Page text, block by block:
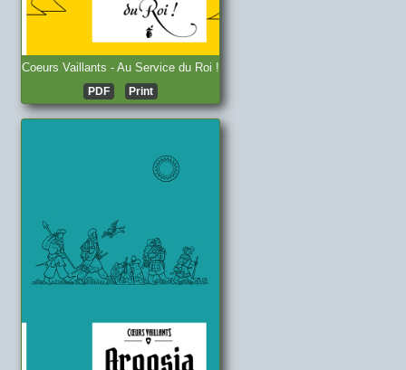
Coeurs Vaillants - Au Service du Roi !
PDF Print